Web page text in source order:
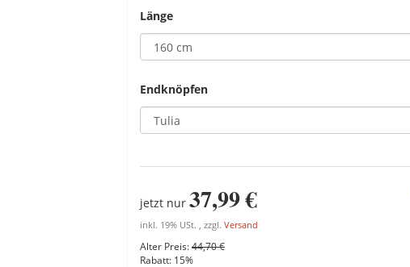
Länge
Endknöpfen
jetzt nur 37,99 €
inkl. 19% USt. , zzgl. Versand
Alter Preis:44,70 €
Rabatt: 15%